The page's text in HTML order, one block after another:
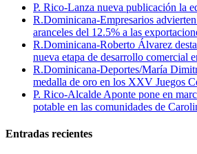
P. Rico-Lanza nueva publicación la
R.Dominicana-Empresarios
aranceles del 12.5% a las
R.Dominicana-Roberto Álvarez
nueva etapa de desarrollo comercial
R.Dominicana-Deportes/María
medalla de oro en los XXV Juegos
P. Rico-Alcalde Aponte pone en
potable en las comunidades de
Entradas recientes